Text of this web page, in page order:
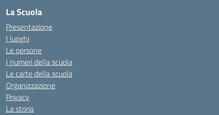
La Scuola
Presentazione
I luoghi
Le persone
I numeri della scuola
Le carte della scuola
Organizzazione
Privacy
La storia